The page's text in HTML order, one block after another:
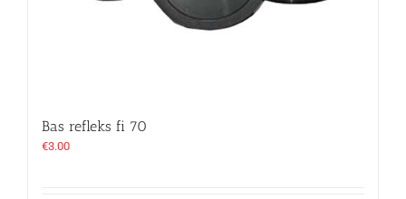
Bas refleks fi 70
€3.00